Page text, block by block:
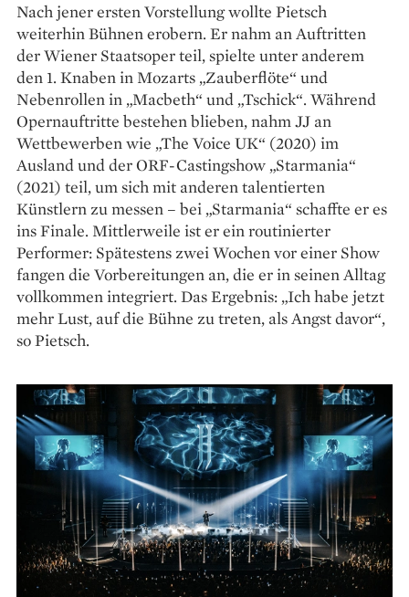
Nach jener ersten Vorstellung wollte Pietsch
weiterhin Bühnen erobern. Er nahm an Auftritten
der Wiener Staatsoper teil, spielte unter anderem
den 1. Knaben in Mozarts „Zauberflöte“ und
Nebenrollen in „Macbeth“ und „Tschick“. Während
Opernauftritte bestehen blieben, nahm JJ an
Wettbewerben wie „The Voice UK“ (2020) im
Ausland und der ORF-Castingshow „Starmania“
(2021) teil, um sich mit anderen talentierten
Künstlern zu messen – bei „Starmania“ schaffte er es
ins Finale. Mittlerweile ist er ein routinierter
Performer: Spätestens zwei Wochen vor einer Show
fangen die Vorbereitungen an, die er in seinen Alltag
vollkommen integriert. Das Ergebnis: „Ich habe jetzt
mehr Lust, auf die Bühne zu treten, als Angst davor“,
so Pietsch.